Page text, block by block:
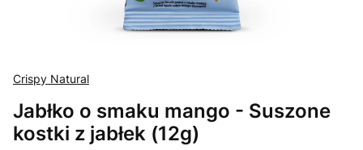
Crispy Natural
Jabłko o smaku mango - Suszone
kostki z jabłek (12g)